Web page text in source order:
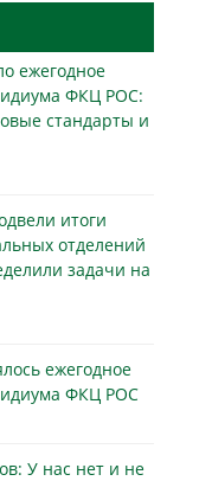
ежегодное
ФКЦ РОС:
стандарты и
итоги
отделений
задачи на
ежегодное
ФКЦ РОС
У нас нет и не